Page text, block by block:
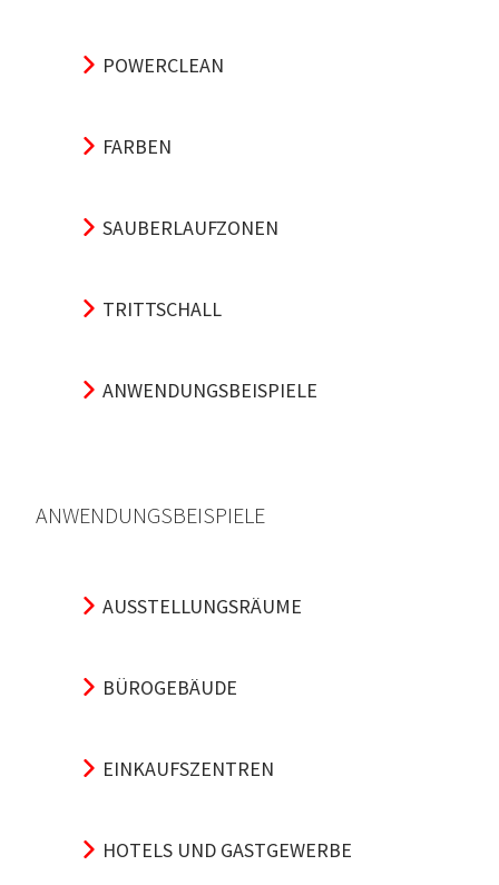
POWERCLEAN
FARBEN
SAUBERLAUFZONEN
TRITTSCHALL
ANWENDUNGSBEISPIELE
ANWENDUNGSBEISPIELE
AUSSTELLUNGSRÄUME
BÜROGEBÄUDE
EINKAUFSZENTREN
HOTELS UND GASTGEWERBE